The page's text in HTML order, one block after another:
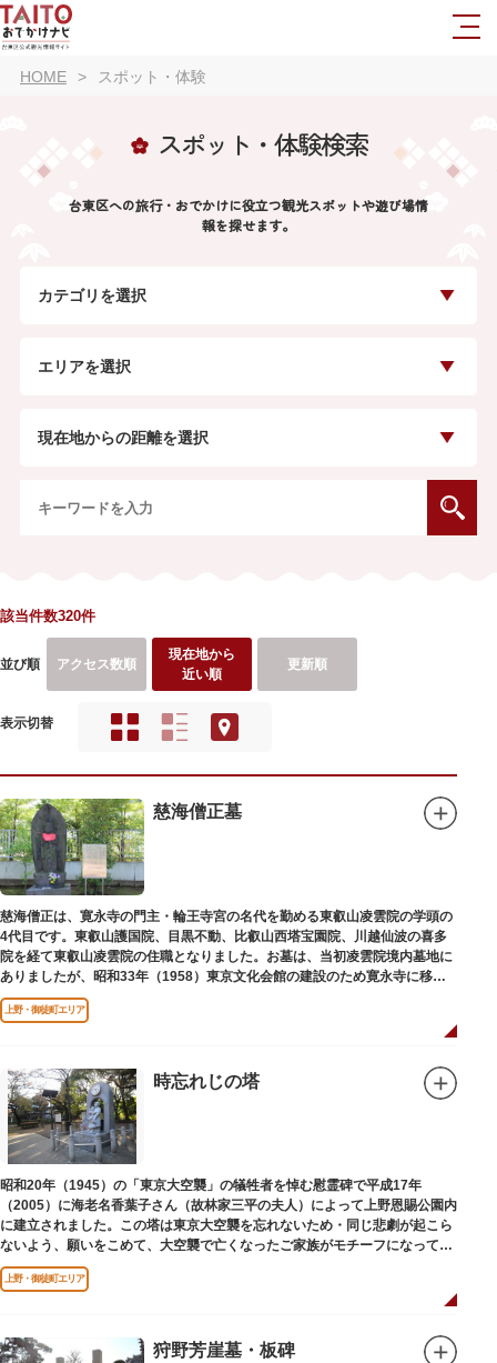
HOME スポット・体験
スポット・体験検索
台東区への旅行・おでかけに役立つ観光スポットや遊び場情
報を探せます。
カテゴリを選択
エリアを選択
現在地からの距離を選択
該当件数320件
並び順 アクセス数順
現在地から
近い順
更新順
表示切替
慈海僧正墓
慈海僧正は、寛永寺の門主・輪王寺宮の名代を勤める東叡山凌雲院の学頭の
4代目です。東叡山護国院、目黒不動、比叡山西塔宝園院、川越仙波の喜多
院を経て東叡山凌雲院の住職となりました。お墓は、当初凌雲院境内墓地に
ありましたが、昭和33年（1958）東京文化会館の建設のため寛永寺に移築
されました。
上野・御徒町エリア
時忘れじの塔
昭和20年（1945）の「東京大空襲」の犠牲者を悼む慰霊碑で平成17年
（2005）に海老名香葉子さん（故林家三平の夫人）によって上野恩賜公園内
に建立されました。この塔は東京大空襲を忘れないため・同じ悲劇が起こら
ないよう、願いをこめて、大空襲で亡くなったご家族がモチーフになってい
る平和祈念母子像・時計塔です。
上野・御徒町エリア
狩野芳崖墓・板碑